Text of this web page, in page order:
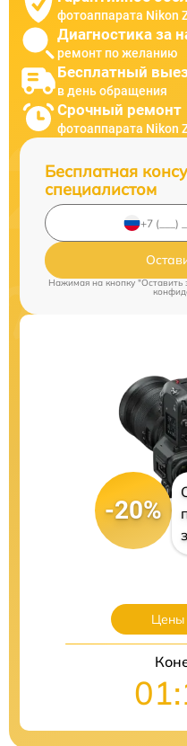
фотоаппарата Nikon
Диагностика за
ремонт по желанию
Бесплатный
в день обращения
Срочный ремонт
фотоаппарата Nikon
Бесплатная
специалистом
Нажимая на кнопку "Оставить
-20%
Цены